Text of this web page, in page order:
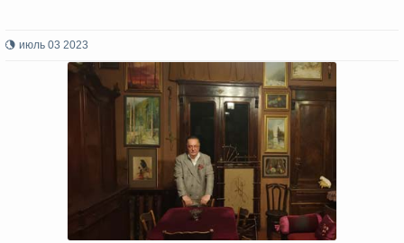
июль 03 2023